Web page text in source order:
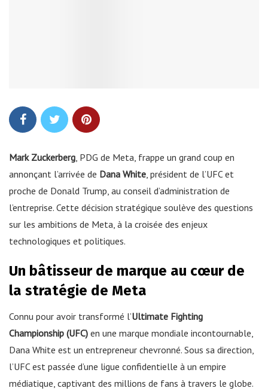
Mark Zuckerberg , PDG de Meta, frappe un grand coup en
annonçant l’arrivée de Dana White , président de l’UFC et
proche de Donald Trump, au conseil d’administration de
l’entreprise. Cette décision stratégique soulève des questions
sur les ambitions de Meta, à la croisée des enjeux
technologiques et politiques.
Un bâtisseur de marque au cœur de
la stratégie de Meta
Connu pour avoir transformé l’Ultimate Fighting
Championship (UFC) en une marque mondiale incontournable,
Dana White est un entrepreneur chevronné. Sous sa direction,
l’UFC est passée d’une ligue confidentielle à un empire
médiatique, captivant des millions de fans à travers le globe.